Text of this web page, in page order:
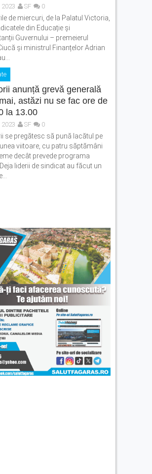
2023 SF 0
de miercuri, de la Palatul Victoria,
din Educație și
Guvernului – premeierul
și ministrul Finanțelor Adrian
anunță grevă generală
astăzi nu se fac ore de
la 13.00
2023 SF 0
se pregătesc să pună lacătul pe
viitoare, cu patru săptămâni
decât prevede programa
liderii de sindicat au făcut un